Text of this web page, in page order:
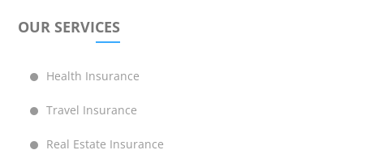
OUR SERVICES
Health Insurance
Travel Insurance
Real Estate Insurance